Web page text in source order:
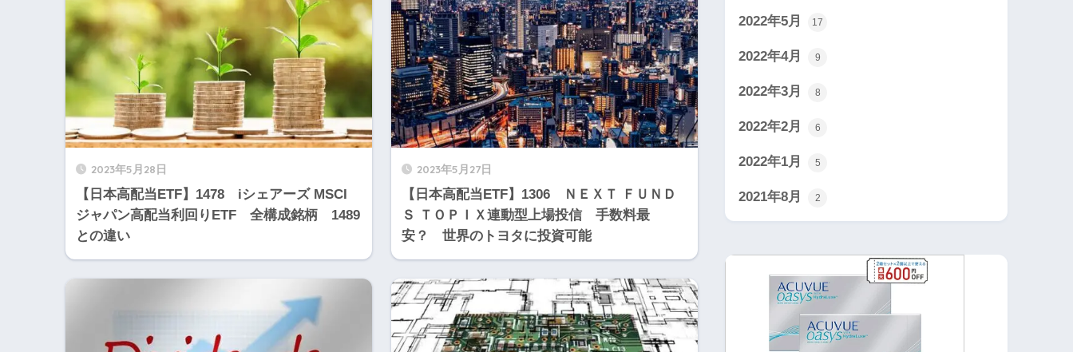
2023年5月28日
【日本高配当ETF】1478 iシェアーズ MSCI
ジャパン高配当利回りETF 全構成銘柄 1489
との違い
2023年5月27日
【日本高配当ETF】1306 ＮＥＸＴ ＦＵＮＤ
Ｓ ＴＯＰＩＸ連動型上場投信 手数料最
安？ 世界のトヨタに投資可能
2022年5月 17
2022年4月 9
2022年3月 8
2022年2月 6
2022年1月 5
2021年8月 2